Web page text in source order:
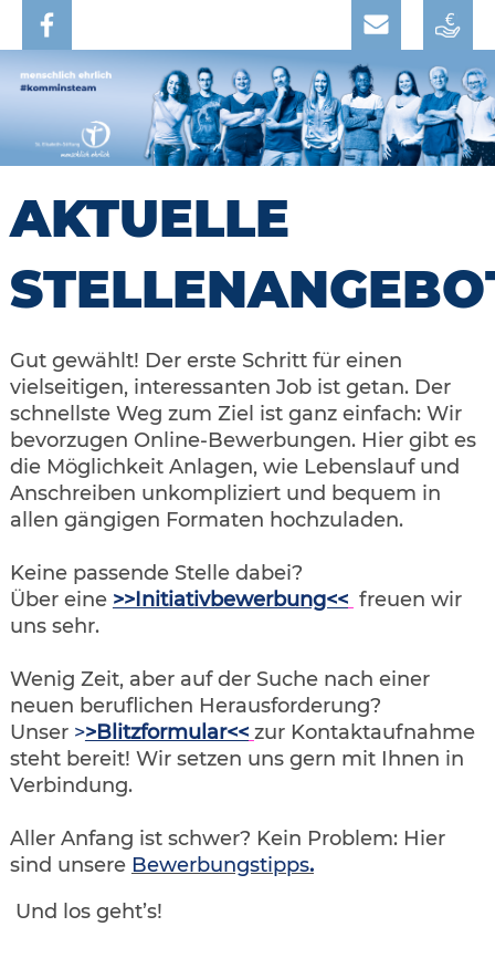
AKTUELLE
Gut gewählt! Der erste Schritt für einen
vielseitigen, interessanten Job ist getan. Der
schnellste Weg zum Ziel ist ganz einfach: Wir
bevorzugen Online-Bewerbungen. Hier gibt es
die Möglichkeit Anlagen, wie Lebenslauf und
Anschreiben unkompliziert und bequem in
allen gängigen Formaten hochzuladen.
Keine passende Stelle dabei?
Über eine >>Initiativbewerbung<< freuen wir
uns sehr.
Wenig Zeit, aber auf der Suche nach einer
neuen beruflichen Herausforderung?
Unser >>Blitzformular<< zur Kontaktaufnahme
steht bereit! Wir setzen uns gern mit Ihnen in
Verbindung.
Aller Anfang ist schwer? Kein Problem: Hier
sind unsere Bewerbungstipps.
Und los geht’s!